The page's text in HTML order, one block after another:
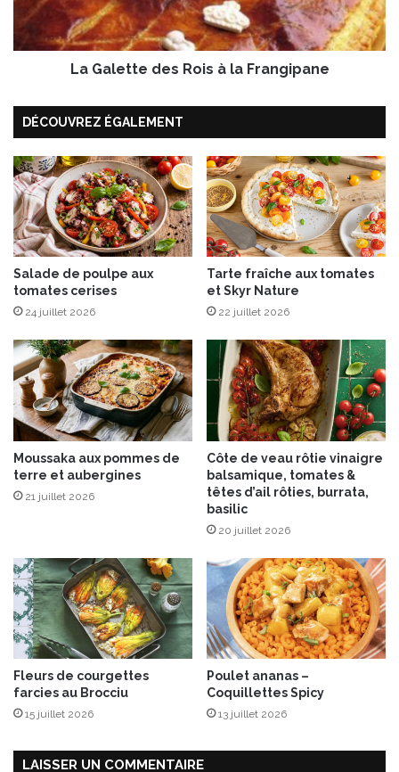
o
e
e
s
i
s
à
l
a
F
r
a
n
i
p
a
n
e
La Galette des Rois à la Frangipane
DÉCOUVREZ ÉGALEMENT
Salade de poulpe aux
tomates cerises
24 juillet 2026
Tarte fraîche aux tomates
et Skyr Nature
22 juillet 2026
Moussaka aux pommes de
terre et aubergines
21 juillet 2026
Côte de veau rôtie vinaigre
balsamique, tomates &
têtes d’ail rôties, burrata,
basilic
20 juillet 2026
Fleurs de courgettes
farcies au Brocciu
15 juillet 2026
Poulet ananas –
Coquillettes Spicy
13 juillet 2026
LAISSER UN COMMENTAIRE